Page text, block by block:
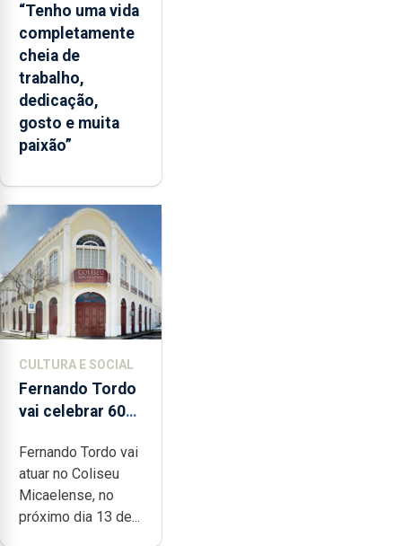
“Tenho uma vida
completamente
cheia de
trabalho,
dedicação,
gosto e muita
paixão”
CULTURA E SOCIAL
Fernando Tordo
vai celebrar 60
no Coliseu
Micaelense
Fernando Tordo vai
atuar no Coliseu
Micaelense, no
próximo dia 13 de...